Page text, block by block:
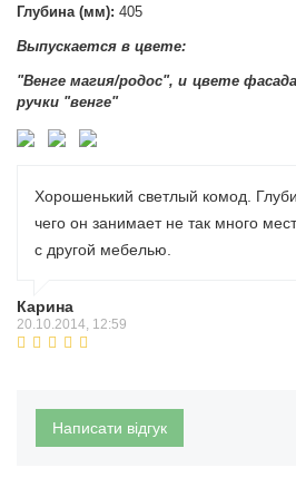
Глубина (мм): 405
Выпускается в цвете:
"Венге магия/родос", и цвете
ручки "венге"
Хорошенький светлый комод.
чего он занимает не так много
с другой мебелью.
Карина
20.10.2014, 12:59
Написати відгук